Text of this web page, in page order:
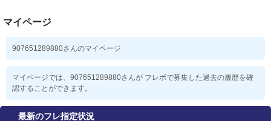
マイページ
907651289880さんのマイページ
マイページでは、907651289880さんが フレボで募集した過去の履歴を確
認することができます。
最新のフレ指定状況